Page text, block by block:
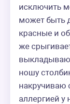
исключить
может быть
красные и
же
ношу
накручиваю
аллергией у